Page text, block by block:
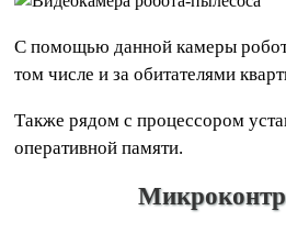
С помощью данной камеры
том числе и за обитателями
Также рядом с процессором
оперативной памяти.